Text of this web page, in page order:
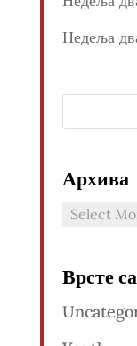
Недеља
Архива
Архива
Врсте